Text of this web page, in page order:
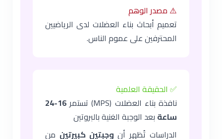
⚠️ مصدر الوهم
تعميم أبحاث بناء العضلات لدى الرياضيين
المحترفين على عموم الناس.
✅ الحقيقة العلمية
نافذة بناء العضلات (MPS) تستمر
16-24
ساعة بعد الوجبة الغنية بالبروتين
الدراسات تُظهر أن وجبتين كبيرتين من